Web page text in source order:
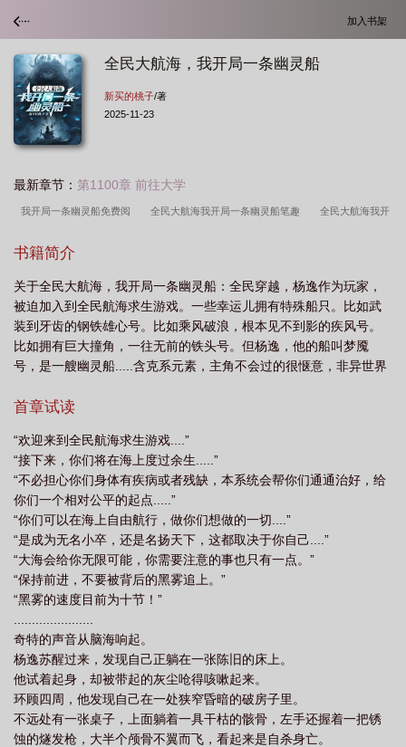
加入书架
全民大航海，我开局一条幽灵船
新买的桃子/著
2025-11-23
最新章节： 第1100章 前往大学
我开局一条幽灵船免费阅 全民大航海我开局一条幽灵船笔趣 全民大航海我开
最新章节列表_
开局一条幽灵船番茄 全民大航海我开局一条幽灵船txt 全民大航海我开局一条
幽灵船百度 我开局一条幽灵船女主是谁 我开局一条幽灵船作者新买的桃
子 全民大航海我开局一条幽灵船视频 全民大航海我开局一条幽灵船结局
开局一条幽灵船全文.txt 我开局一条幽灵船 全民大航海我开局一条幽灵船笔趣
航海我开局一条幽灵船漫画 我开局一条幽灵船最新章节
一条幽灵船免费阅读 我开局一条幽灵船百度百科 我开局一条幽灵船 新买的桃
子 我开局一条幽灵船主角 我开局一条幽灵船动漫
书籍简介
关于全民大航海，我开局一条幽灵船：全民穿越，杨逸作为玩家，
被迫加入到全民航海求生游戏。一些幸运儿拥有特殊船只。比如武
装到牙齿的钢铁雄心号。比如乘风破浪，根本见不到影的疾风号。
比如拥有巨大撞角，一往无前的铁头号。但杨逸，他的船叫梦魇
号，是一艘幽灵船.....含克系元素，主角不会过的很惬意，非异世界
首章试读
“欢迎来到全民航海求生游戏....”
“接下来，你们将在海上度过余生.....”
“不必担心你们身体有疾病或者残缺，本系统会帮你们通通治好，给
你们一个相对公平的起点.....”
“你们可以在海上自由航行，做你们想做的一切....”
“是成为无名小卒，还是名扬天下，这都取决于你自己....”
“大海会给你无限可能，你需要注意的事也只有一点。”
“保持前进，不要被背后的黑雾追上。”
“黑雾的速度目前为十节！”
奇特的声音从脑海响起。
杨逸苏醒过来，发现自己正躺在一张陈旧的床上。
他试着起身，却被带起的灰尘呛得咳嗽起来。
环顾四周，他发现自己在一处狭窄昏暗的破房子里。
不远处有一张桌子，上面躺着一具干枯的骸骨，左手还握着一把锈
蚀的燧发枪，大半个颅骨不翼而飞，看起来是自杀身亡。